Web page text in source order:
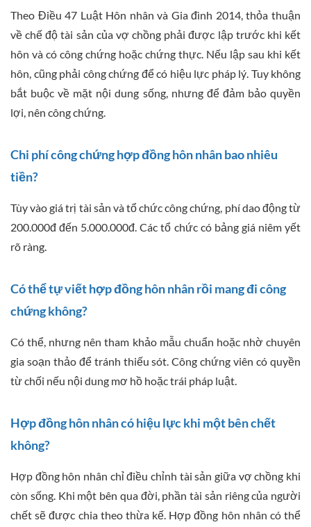
Theo Điều 47 Luật Hôn nhân và Gia đình 2014, thỏa thuận
về chế độ tài sản của vợ chồng phải được lập trước khi kết
hôn và có công chứng hoặc chứng thực. Nếu lập sau khi kết
hôn, cũng phải công chứng để có hiệu lực pháp lý. Tuy không
bắt buộc về mặt nội dung sống, nhưng để đảm bảo quyền
lợi, nên công chứng.
Chi phí công chứng hợp đồng hôn nhân bao nhiêu
tiền?
Tùy vào giá trị tài sản và tổ chức công chứng, phí dao động từ
200.000đ đến 5.000.000đ. Các tổ chức có bảng giá niêm yết
rõ ràng.
Có thể tự viết hợp đồng hôn nhân rồi mang đi công
chứng không?
Có thể, nhưng nên tham khảo mẫu chuẩn hoặc nhờ chuyên
gia soạn thảo để tránh thiếu sót. Công chứng viên có quyền
từ chối nếu nội dung mơ hồ hoặc trái pháp luật.
Hợp đồng hôn nhân có hiệu lực khi một bên chết
không?
Hợp đồng hôn nhân chỉ điều chỉnh tài sản giữa vợ chồng khi
còn sống. Khi một bên qua đời, phần tài sản riêng của người
chết sẽ được chia theo thừa kế. Hợp đồng hôn nhân có thể